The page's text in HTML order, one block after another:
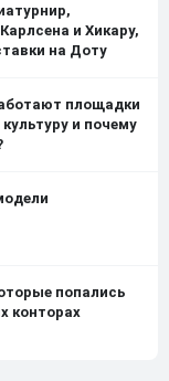
и Хикару,
на Доту
площадки
и почему
попались
конторах